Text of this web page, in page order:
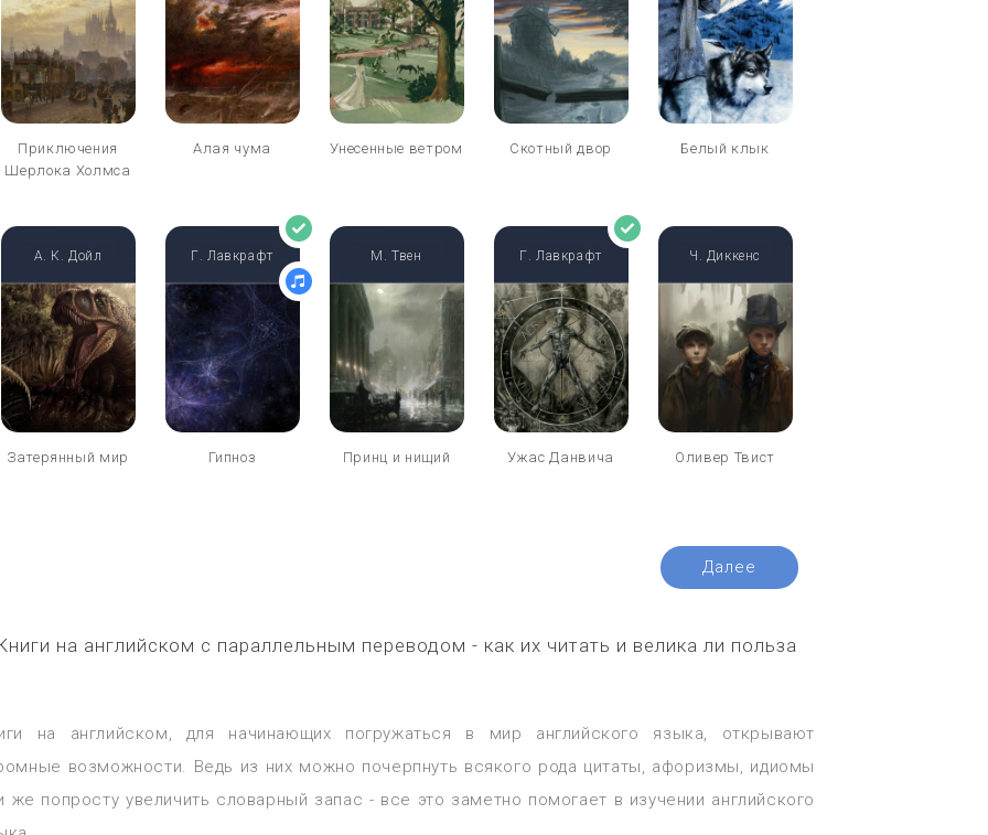
Приключения
Шерлока Холмса
Алая чума Унесенные ветром Скотный двор Белый клык
Затерянный мир
А. К. Дойл
Гипноз
Г. Лавкрафт
Принц и нищий
М. Твен
Ужас Данвича
Г. Лавкрафт
Оливер Твист
Ч. Диккенс
Далее
на английском с параллельным переводом - как их читать и велика ли польза
на английском, для начинающих погружаться в мир английского языка, открывают
возможности. Ведь из них можно почерпнуть всякого рода цитаты, афоризмы, идиомы
же попросту увеличить словарный запас - все это заметно помогает в изучении английского